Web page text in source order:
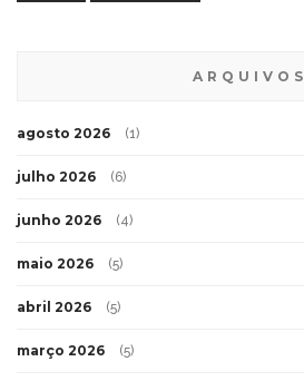
ARQUIVOS
agosto 2026 (1)
julho 2026 (6)
junho 2026 (4)
maio 2026 (5)
abril 2026 (5)
março 2026 (5)